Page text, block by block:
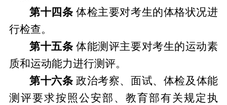
第十四条 体检主要对考生的体格状况进
行检查。
第十五条 体能测评主要对考生的运动素
质和运动能力进行测评。
第十六条 政治考察、面试、体检及 体能
测评要求按照公安部、教育部有关规定执